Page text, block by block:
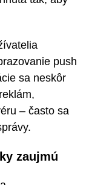
push
sa neskôr
– často sa
zaujmú